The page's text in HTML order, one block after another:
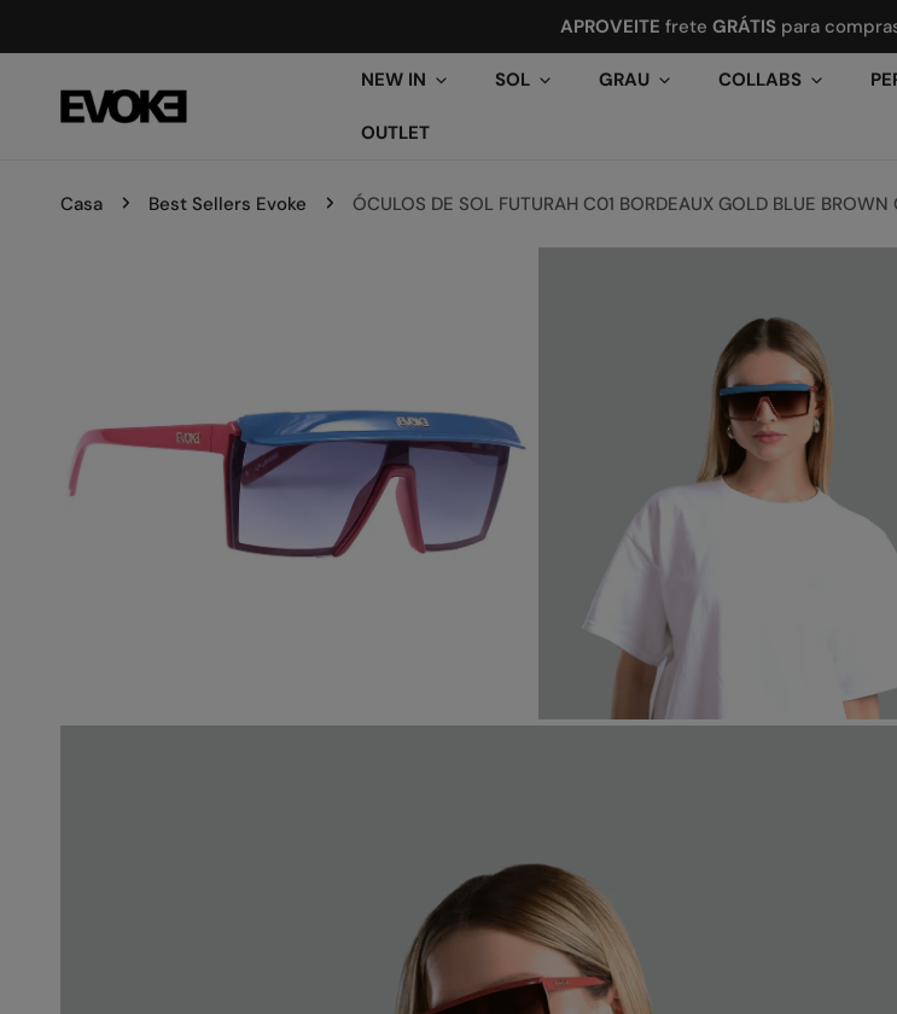
APROVEITE frete GRÁTIS para
NEW IN
SOL GRAU COLLABS
OUTLET
Casa Best Sellers Evoke ÓCULOS DE SOL FUTURAH C01 BORDEAUX GOLD BLUE BROWN